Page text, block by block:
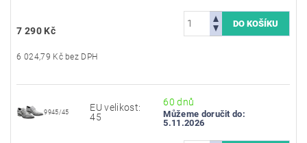
7 290 Kč
6 024,79 Kč bez DPH
9945/45
EU velikost:
45
60 dnů
Můžeme doručit do:
5.11.2026